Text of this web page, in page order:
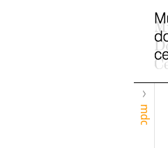
mdc